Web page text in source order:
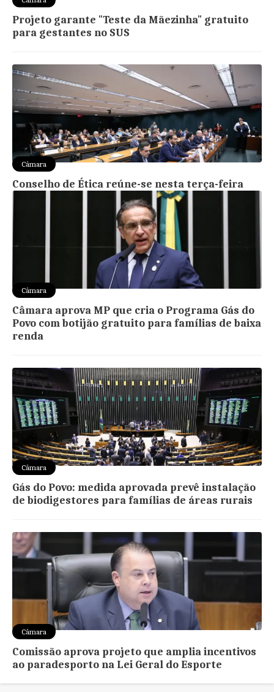
Projeto garante "Teste da Mãezinha" gratuito
para gestantes no SUS
Câmara
Conselho de Ética reúne-se nesta terça-feira
Câmara
Câmara aprova MP que cria o Programa Gás do
Povo com botijão gratuito para famílias de baixa
renda
Câmara
Gás do Povo: medida aprovada prevê instalação
de biodigestores para famílias de áreas rurais
Câmara
Comissão aprova projeto que amplia incentivos
ao paradesporto na Lei Geral do Esporte